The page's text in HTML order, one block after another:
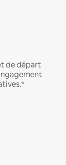
de départ